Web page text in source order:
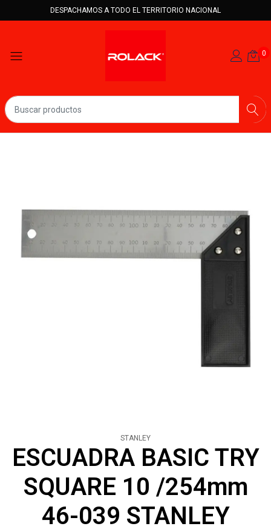
DESPACHAMOS A TODO EL TERRITORIO NACIONAL
0
STANLEY
ESCUADRA BASIC TRY
SQUARE 10 /254mm
46-039 STANLEY